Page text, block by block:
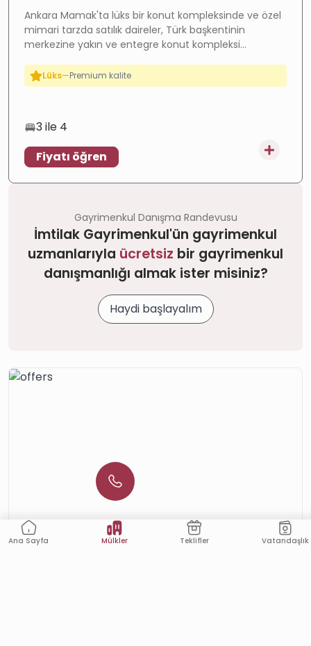
Ana Sayfa Mülkler Teklifler Vatandaşlık
Ankara Mamak'ta lüks bir konut kompleksinde ve özel
mimari tarzda satılık daireler, Türk başkentinin
merkezine yakın ve entegre konut kompleksi
iletişime geçin ve daha fazla detay alın.
Değer artışı—
Hızla gelişen bölge
Yüksek getiri —Güçlü kira getirisi
Premium kalite
İnşaatta—Devam eden proje
3 ile 4
Fiyatı öğren
Gayrimenkul Danışma Randevusu
İmtilak Gayrimenkul'ün gayrimenkul
uzmanlarıyla ücretsiz bir gayrimenkul
danışmanlığı almak ister misiniz?
Haydi başlayalım